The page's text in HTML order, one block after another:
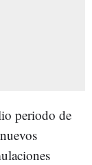
periodo de